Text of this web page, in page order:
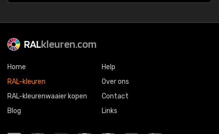
RALkleuren.com
Home
RAL-kleuren
RAL-kleurenwaaier kopen
Blog
Help
Over ons
Contact
Links